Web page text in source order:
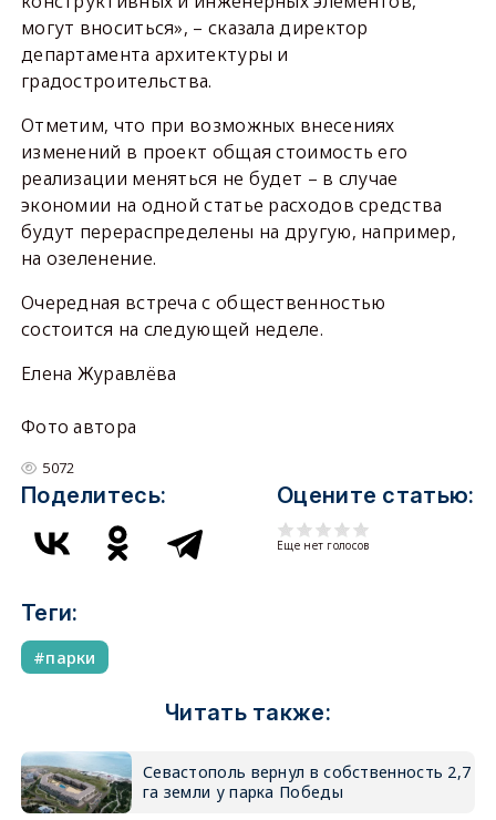
могут вноситься», – сказала директор
департамента архитектуры и
градостроительства.
Отметим, что при возможных внесениях
изменений в проект общая стоимость его
реализации меняться не будет – в случае
экономии на одной статье расходов средства
будут перераспределены на другую, например,
на озеленение.
Очередная встреча с общественностью
состоится на следующей неделе.
Елена Журавлёва
Фото автора
5072
Поделитесь: Оцените статью:
Еще нет голосов
Теги:
парки
Читать также:
Севастополь вернул в собственность 2,7
га земли у парка Победы